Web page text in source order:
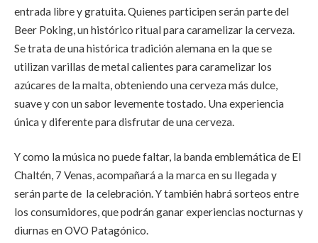
entrada libre y gratuita. Quienes participen serán parte del
Beer Poking, un histórico ritual para caramelizar la cerveza.
Se trata de una histórica tradición alemana en la que se
utilizan varillas de metal calientes para caramelizar los
azúcares de la malta, obteniendo una cerveza más dulce,
suave y con un sabor levemente tostado. Una experiencia
única y diferente para disfrutar de una cerveza.
Y como la música no puede faltar, la banda emblemática de El
Chaltén, 7 Venas, acompañará a la marca en su llegada y
serán parte de la celebración. Y también habrá sorteos entre
los consumidores, que podrán ganar experiencias nocturnas y
diurnas en OVO Patagónico.